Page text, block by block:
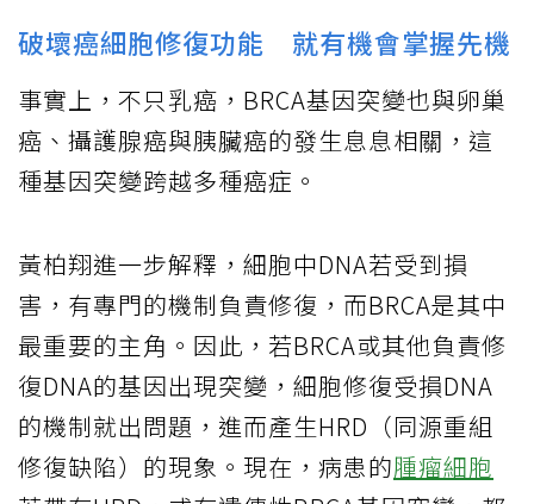
破壞癌細胞修復功能 就有機會掌握先機
事實上，不只乳癌，BRCA基因突變也與卵巢
癌、攝護腺癌與胰臟癌的發生息息相關，這
種基因突變跨越多種癌症。
黃柏翔進一步解釋，細胞中DNA若受到損
害，有專門的機制負責修復，而BRCA是其中
最重要的主角。因此，若BRCA或其他負責修
復DNA的基因出現突變，細胞修復受損DNA
的機制就出問題，進而產生HRD（同源重組
修復缺陷）的現象。現在，病患的腫瘤細胞